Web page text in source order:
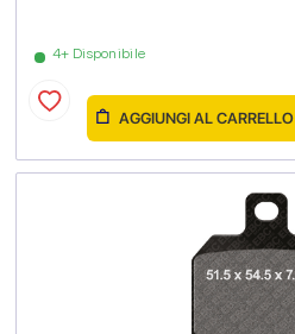
4+ Disponibile
AGGIUNGI AL CARRELLO